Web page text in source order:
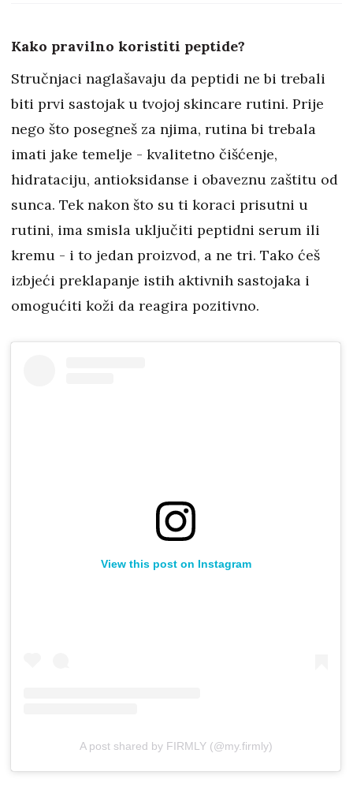
Kako pravilno koristiti peptide?
Stručnjaci naglašavaju da peptidi ne bi trebali
biti prvi sastojak u tvojoj skincare rutini. Prije
nego što posegneš za njima, rutina bi trebala
imati jake temelje - kvalitetno čišćenje,
hidrataciju, antioksidanse i obaveznu zaštitu od
sunca. Tek nakon što su ti koraci prisutni u
rutini, ima smisla uključiti peptidni serum ili
kremu - i to jedan proizvod, a ne tri. Tako ćeš
izbjeći preklapanje istih aktivnih sastojaka i
omogućiti koži da reagira pozitivno.
View this post on Instagram
A post shared by FIRMLY (@my.firmly)